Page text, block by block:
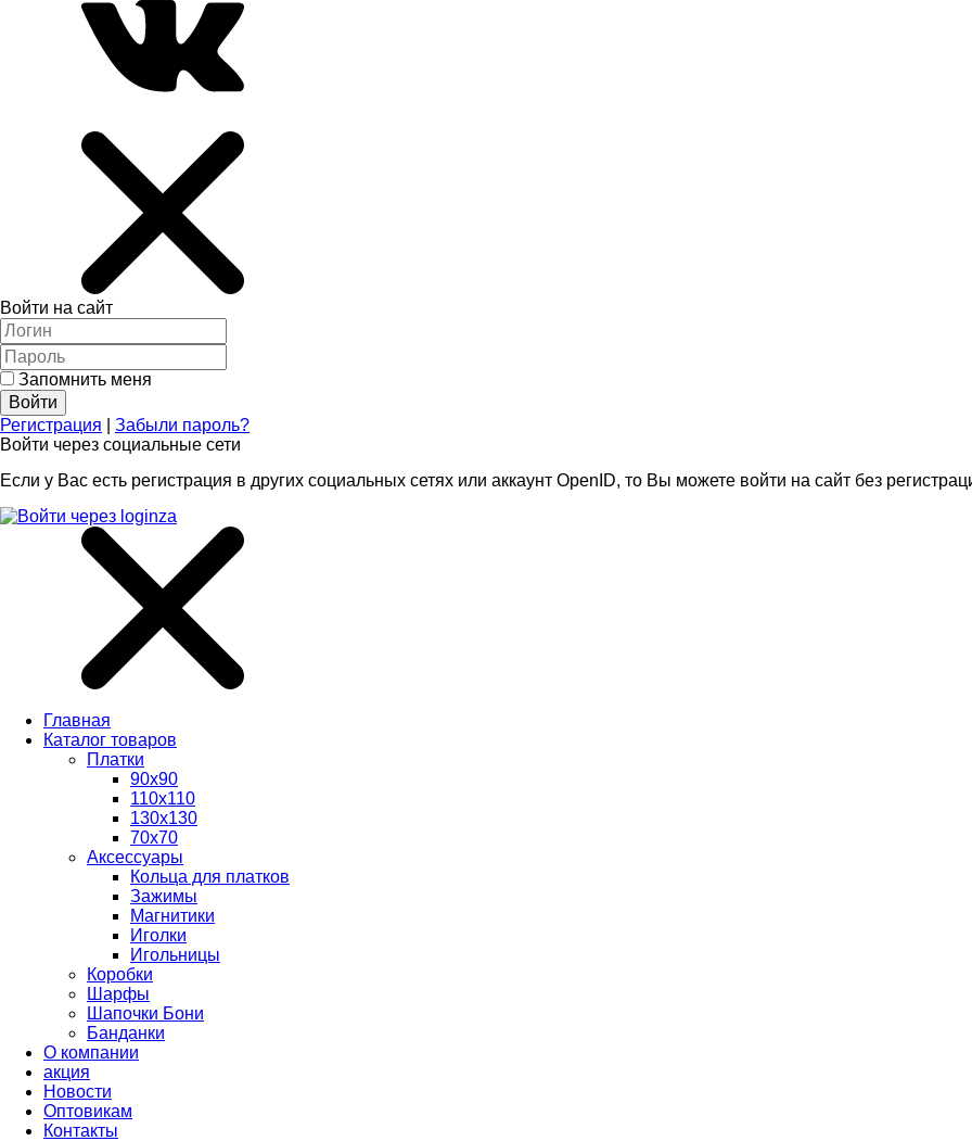
Войти на сайт
Запомнить меня
Регистрация
Забыли пароль?
Войти через социальные сети
Если у Вас есть регистрация в других социальных сетях или аккаунт OpenID, то Вы можете войти на сайт без
Главная
Каталог товаров
Платки
90x90
110x110
130x130
70х70
Аксессуары
Кольца для платков
Зажимы
Магнитики
Иголки
Игольницы
Коробки
Шарфы
Шапочки Бони
Банданки
О компании
акция
Новости
Оптовикам
Контакты